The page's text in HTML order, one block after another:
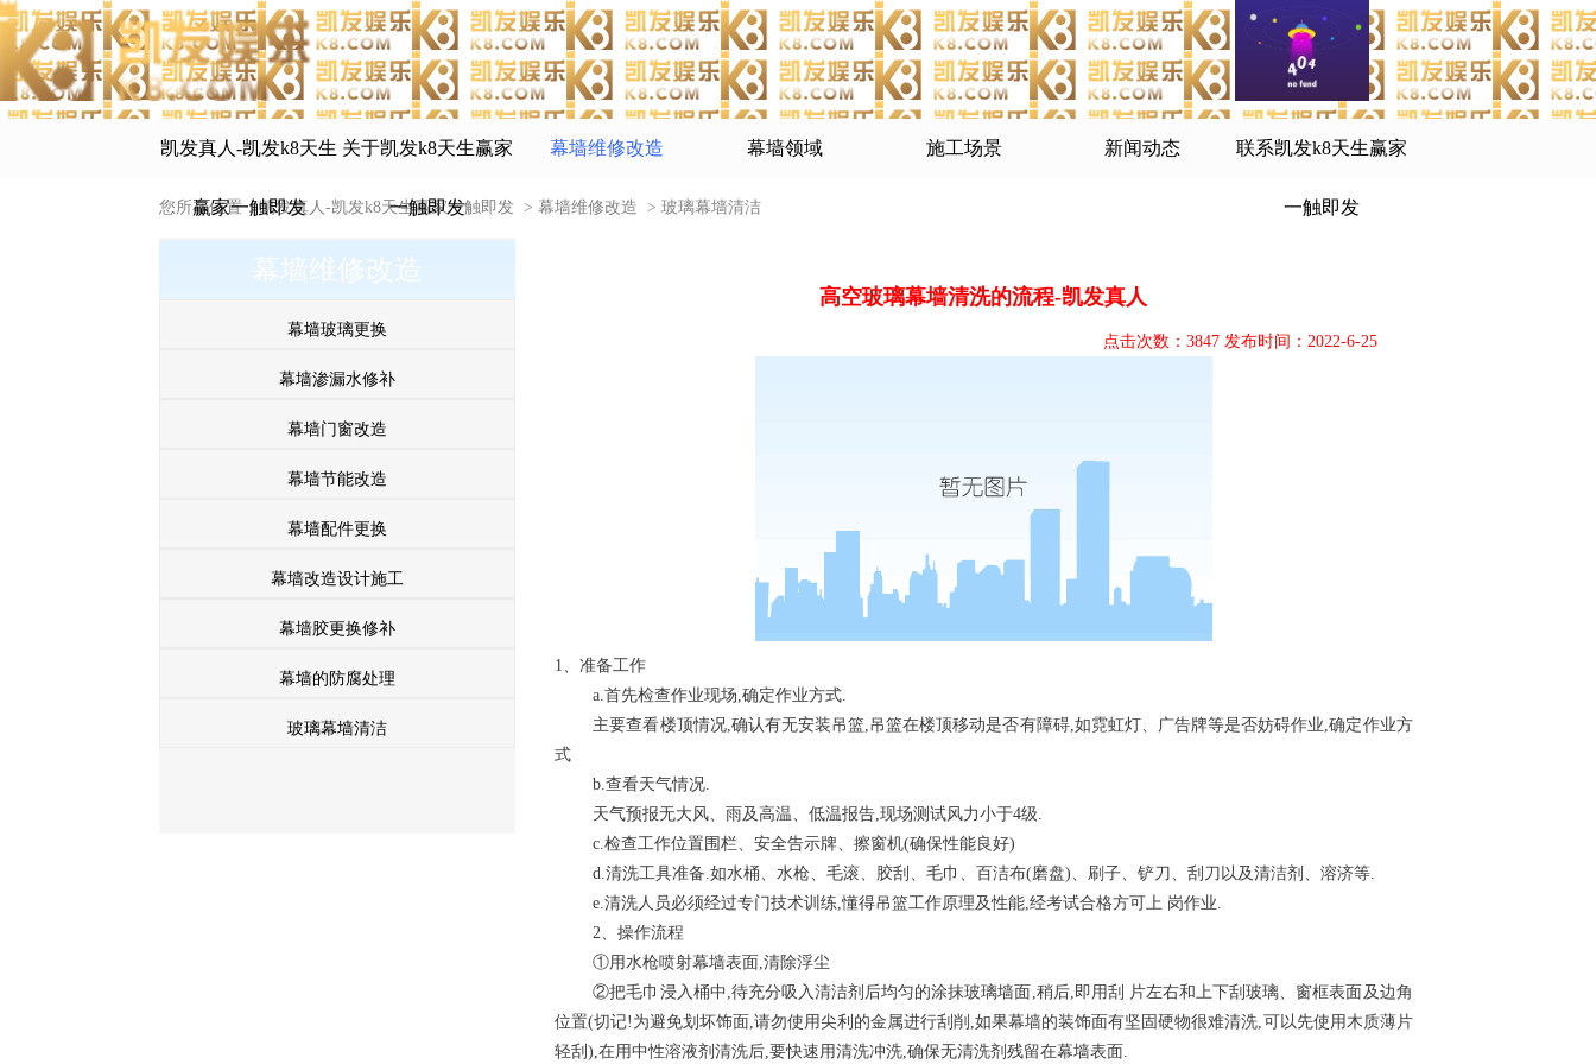
凯发真人-凯发k8天生
赢家一触即发
关于凯发k8天生赢家
一触即发
幕墙维修改造 幕墙领域 施工场景 新闻动态 联系凯发k8天生赢家
一触即发
您所在位置：凯发真人-凯发k8天生赢家一触即发 >幕墙维修改造 >玻璃幕墙清洁
幕墙维修改造
幕墙玻璃更换
幕墙渗漏水修补
幕墙门窗改造
幕墙节能改造
幕墙配件更换
幕墙改造设计施工
幕墙胶更换修补
幕墙的防腐处理
玻璃幕墙清洁
高空玻璃幕墙清洗的流程-凯发真人
点击次数：3847 发布时间：2022-6-25
1、准备工作
a.首先检查作业现场,确定作业方式.
主要查看楼顶情况,确认有无安装吊篮,吊篮在楼顶移动是否有障碍,如霓虹灯、广告牌等是否妨碍作业,确定作业方
式
b.查看天气情况.
天气预报无大风、雨及高温、低温报告,现场测试风力小于4级.
c.检查工作位置围栏、安全告示牌、擦窗机(确保性能良好)
d.清洗工具准备.如水桶、水枪、毛滚、胶刮、毛巾、百洁布(磨盘)、刷子、铲刀、刮刀以及清洁剂、溶济等.
e.清洗人员必须经过专门技术训练,懂得吊篮工作原理及性能,经考试合格方可上 岗作业.
2、操作流程
①用水枪喷射幕墙表面,清除浮尘
②把毛巾浸入桶中,待充分吸入清洁剂后均匀的涂抹玻璃墙面,稍后,即用刮 片左右和上下刮玻璃、窗框表面及边角
位置(切记!为避免划坏饰面,请勿使用尖利的金属进行刮削,如果幕墙的装饰面有坚固硬物很难清洗,可以先使用木质薄片
轻刮),在用中性溶液剂清洗后,要快速用清洗冲洗,确保无清洗剂残留在幕墙表面.